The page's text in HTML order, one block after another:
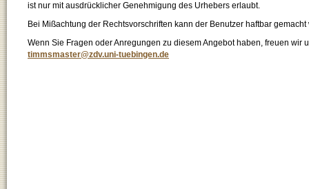
ist nur mit ausdrücklicher Genehmigung des Urhebers erlaubt.
Bei Mißachtung der Rechtsvorschriften kann der Benutzer haftbar gemacht
Wenn Sie Fragen oder Anregungen zu diesem Angebot haben, freuen wir
timmsmaster@zdv.uni-tuebingen.de